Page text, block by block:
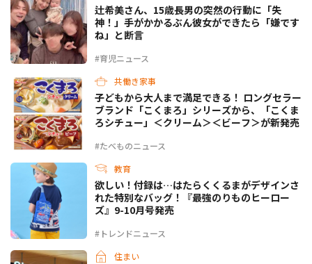
#育児ニュース
辻希美さん、15歳長男の突然の行動に「失
神！」手がかかるぶん彼女ができたら「嫌です
ね」と断言
共働き家事
#たべものニュース
子どもから大人まで満足できる！ ロングセラー
ブランド「こくまろ」シリーズから、「こくま
ろシチュー」＜クリーム＞＜ビーフ＞が新発売
教育
#トレンドニュース
欲しい！付録は…はたらくくるまがデザインさ
れた特別なバッグ！『最強のりものヒーロー
ズ』9-10月号発売
住まい